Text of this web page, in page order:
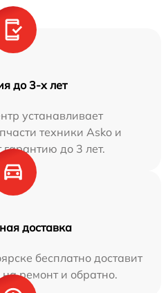
до 3-х лет
устанавливает
техники Asko и
гарантию до 3 лет.
доставка
бесплатно доставит
ремонт и обратно.